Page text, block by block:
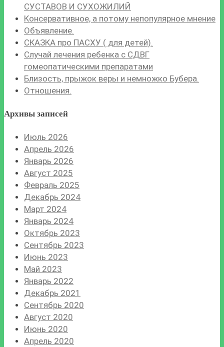
СУСТАВОВ И СУХОЖИЛИЙ
Консервативное, а потому непопулярное мнение
Объявление.
СКАЗКА про ПАСХУ ( для детей).
Случай лечения ребенка с СДВГ
гомеопатическими препаратами
Близость, прыжок веры и немножко Бубера.
Отношения.
Архивы записей
Июль 2026
Апрель 2026
Январь 2026
Август 2025
Февраль 2025
Декабрь 2024
Март 2024
Январь 2024
Октябрь 2023
Сентябрь 2023
Июнь 2023
Май 2023
Январь 2022
Декабрь 2021
Сентябрь 2020
Август 2020
Июнь 2020
Апрель 2020